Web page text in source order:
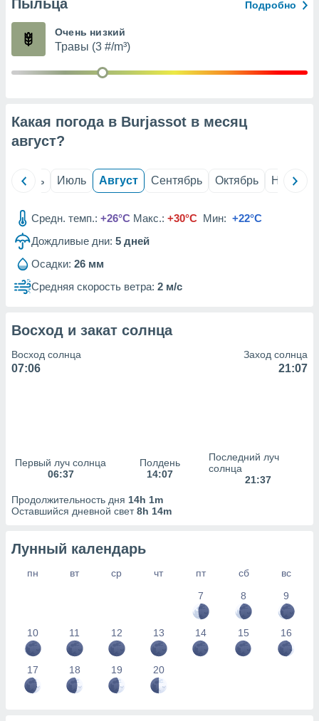
рекламы
сведения
Пыльца Подробно
Очень низкий
Травы (3 #/m³)
Какая погода в Burjassot в месяц
август?
Июнь Июль Август Сентябрь Октябрь Ноябрь
Средн. темп.: +26°C Макс.: +30°C Мин: +22°C
Дождливые дни: 5 дней
Осадки: 26 мм
Средняя скорость ветра: 2 м/с
Восход и закат солнца
Восход солнца
07:06
Заход солнца
21:07
Первый луч солнца
06:37
Полдень
14:07
Последний луч
солнца
21:37
Продолжительность дня 14h 1m
Оставшийся дневной свет8h 14m
Лунный календарь
пн вт ср чт пт сб
вс
7
8 9
10 11 12 13 14 15 16
17 18 19 20